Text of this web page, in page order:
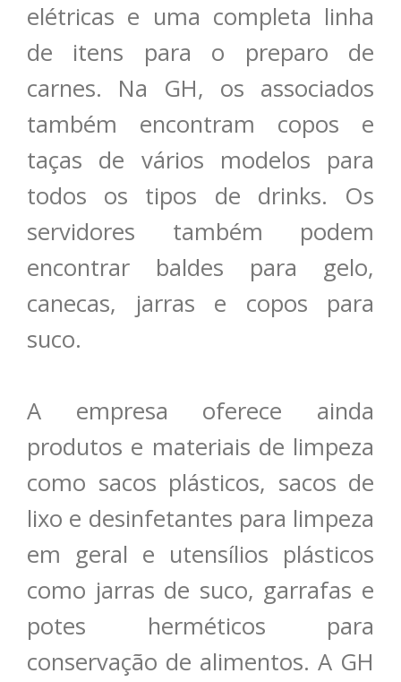
elétricas e uma completa linha
de itens para o preparo de
carnes. Na GH, os associados
também encontram copos e
taças de vários modelos para
todos os tipos de drinks. Os
servidores também podem
encontrar baldes para gelo,
canecas, jarras e copos para
suco.
A empresa oferece ainda
produtos e materiais de limpeza
como sacos plásticos, sacos de
lixo e desinfetantes para limpeza
em geral e utensílios plásticos
como jarras de suco, garrafas e
potes herméticos para
conservação de alimentos. A GH